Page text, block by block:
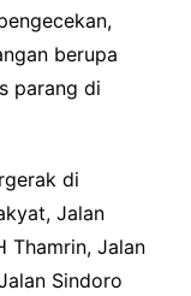
berupa
parang di
di
Jalan
Thamrin, Jalan
Sindoro